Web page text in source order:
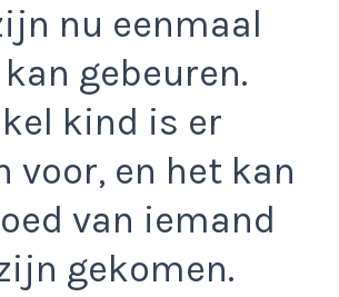
nu eenmaal
gebeuren.
kind is er
voor, en het kan
van iemand
gekomen.